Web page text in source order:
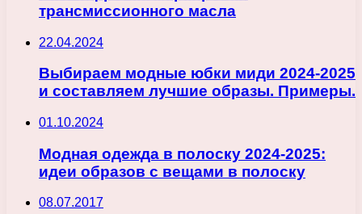
трансмиссионного масла
22.04.2024
Выбираем модные юбки миди 2024-2025
и составляем лучшие образы. Примеры.
01.10.2024
Модная одежда в полоску 2024-2025:
идеи образов с вещами в полоску
08.07.2017